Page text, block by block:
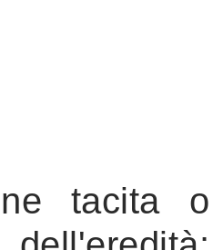
tacita o